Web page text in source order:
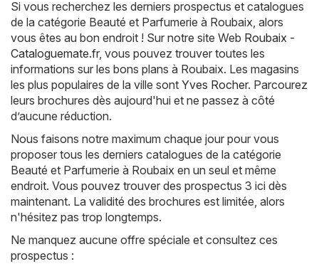
Si vous recherchez les derniers prospectus et catalogues
de la catégorie Beauté et Parfumerie à Roubaix, alors
vous êtes au bon endroit ! Sur notre site Web Roubaix -
Cataloguemate.fr, vous pouvez trouver toutes les
informations sur les bons plans à Roubaix. Les magasins
les plus populaires de la ville sont Yves Rocher. Parcourez
leurs brochures dès aujourd'hui et ne passez à côté
d’aucune réduction.
Nous faisons notre maximum chaque jour pour vous
proposer tous les derniers catalogues de la catégorie
Beauté et Parfumerie à Roubaix en un seul et même
endroit. Vous pouvez trouver des prospectus 3 ici dès
maintenant. La validité des brochures est limitée, alors
n'hésitez pas trop longtemps.
Ne manquez aucune offre spéciale et consultez ces
prospectus :